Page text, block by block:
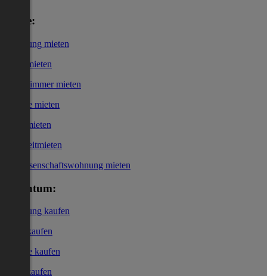
Miete:
Wohnung mieten
Haus mieten
WG-Zimmer mieten
Garage mieten
Büro mieten
Kurzzeitmieten
Genossenschaftswohnung mieten
Eigentum:
Wohnung kaufen
Haus kaufen
Garage kaufen
Büro kaufen